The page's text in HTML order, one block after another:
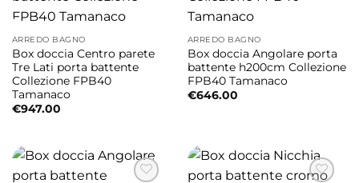
ARREDO BAGNO
Box doccia Centro parete
Tre Lati porta battente
Collezione FPB40
Tamanaco
€947.00
ARREDO BAGNO
Box doccia Angolare porta
battente h200cm Collezione
FPB40 Tamanaco
€646.00